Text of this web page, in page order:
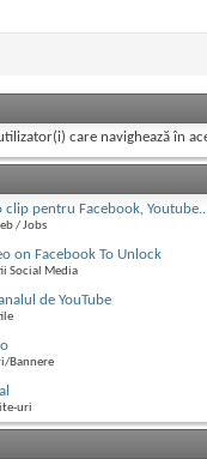
care navighează în
clip pentru Facebook,
/ Jobs
on Facebook To Unlock
Social Media
de YouTube
Bannere
uri